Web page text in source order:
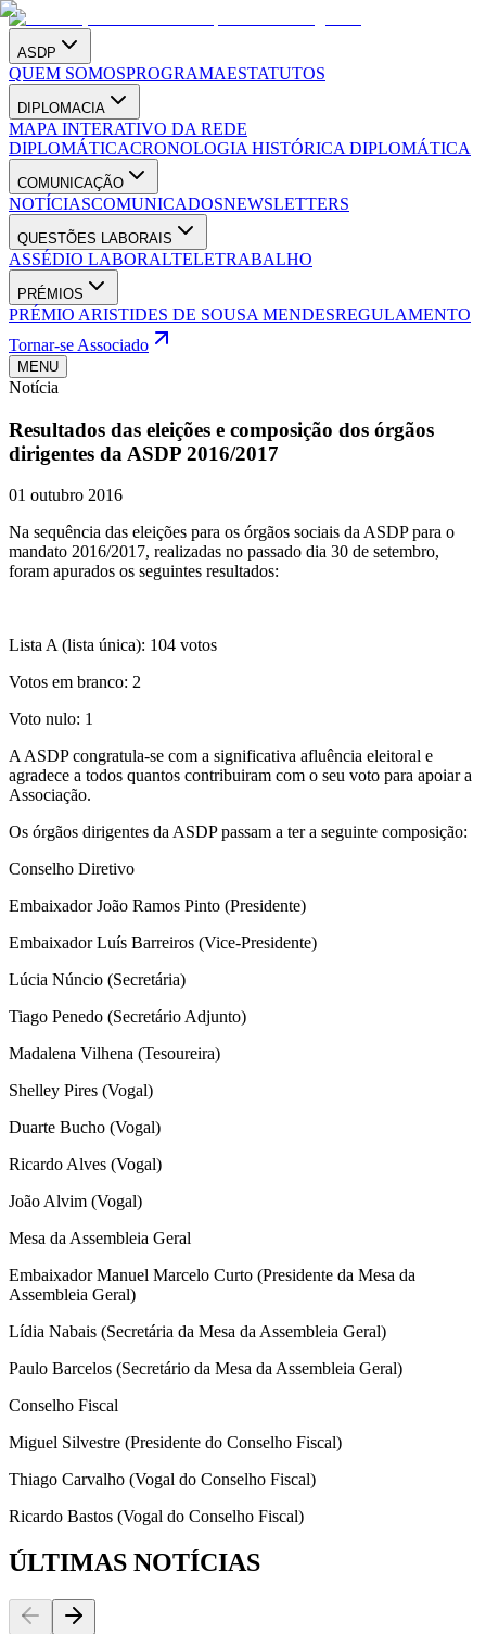
ASDP
QUEM SOMOSPROGRAMAESTATUTOS
DIPLOMACIA
MAPA INTERATIVO DA REDE
DIPLOMÁTICACRONOLOGIA HISTÓRICA DIPLOMÁTICA
COMUNICAÇÃO
NOTÍCIASCOMUNICADOSNEWSLETTERS
QUESTÕES LABORAIS
ASSÉDIO LABORALTELETRABALHO
PRÉMIOS
PRÉMIO ARISTIDES DE SOUSA MENDESREGULAMENTO
Tornar-se Associado
MENU
Notícia
Resultados das eleições e composição dos órgãos
dirigentes da ASDP 2016/2017
01 outubro 2016
Na sequência das eleições para os órgãos sociais da ASDP para o
mandato 2016/2017, realizadas no passado dia 30 de setembro,
foram apurados os seguintes resultados:
Lista A (lista única): 104 votos
Votos em branco: 2
Voto nulo: 1
A ASDP congratula-se com a significativa afluência eleitoral e
agradece a todos quantos contribuiram com o seu voto para apoiar a
Associação.
Os órgãos dirigentes da ASDP passam a ter a seguinte composição:
Conselho Diretivo
Embaixador João Ramos Pinto (Presidente)
Embaixador Luís Barreiros (Vice-Presidente)
Lúcia Núncio (Secretária)
Tiago Penedo (Secretário Adjunto)
Madalena Vilhena (Tesoureira)
Shelley Pires (Vogal)
Duarte Bucho (Vogal)
Ricardo Alves (Vogal)
João Alvim (Vogal)
Mesa da Assembleia Geral
Embaixador Manuel Marcelo Curto (Presidente da Mesa da
Assembleia Geral)
Lídia Nabais (Secretária da Mesa da Assembleia Geral)
Paulo Barcelos (Secretário da Mesa da Assembleia Geral)
Conselho Fiscal
Miguel Silvestre (Presidente do Conselho Fiscal)
Thiago Carvalho (Vogal do Conselho Fiscal)
Ricardo Bastos (Vogal do Conselho Fiscal)
ÚLTIMAS NOTÍCIAS